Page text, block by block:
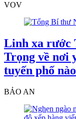
VOV
Linh xa rước
Trọng về nơi
tuyến phố
BẢO AN